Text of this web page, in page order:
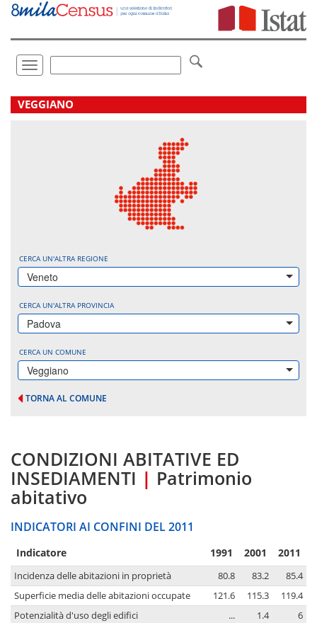
Vai
direttamente
Toggle
navigation
.
VEGGIANO
CERCA UN'ALTRA REGIONE
Veneto
CERCA UN'ALTRA PROVINCIA
Padova
CERCA UN COMUNE
Veggiano
TORNA AL COMUNE
CONDIZIONI ABITATIVE ED
INSEDIAMENTI | Patrimonio
abitativo
INDICATORI AI CONFINI DEL 2011
Indicatore 1991 2001 2011
Incidenza delle abitazioni in proprietà 80.8 83.2
85.4
Superficie media delle abitazioni occupate
121.6 115.3
119.4
Potenzialità d'uso degli edifici
... 1.4
6